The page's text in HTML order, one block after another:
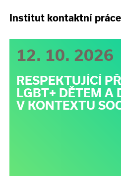
Institut kontaktní práce
12. 10. 2026
RESPEKTUJÍCÍ
LGBT+ DĚTEM A
V KONTEXTU